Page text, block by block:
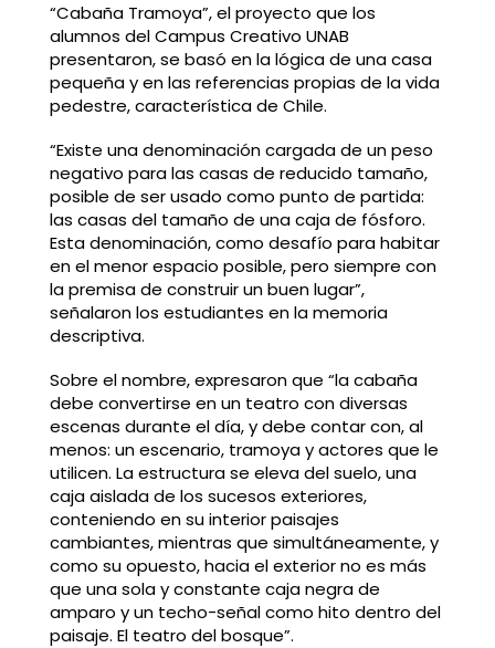
“Cabaña Tramoya”, el proyecto que los
alumnos del Campus Creativo UNAB
presentaron, se basó en la lógica de una casa
pequeña y en las referencias propias de la vida
pedestre, característica de Chile.
“Existe una denominación cargada de un peso
negativo para las casas de reducido tamaño,
posible de ser usado como punto de partida:
las casas del tamaño de una caja de fósforo.
Esta denominación, como desafío para habitar
en el menor espacio posible, pero siempre con
la premisa de construir un buen lugar”,
señalaron los estudiantes en la memoria
descriptiva.
Sobre el nombre, expresaron que “la cabaña
debe convertirse en un teatro con diversas
escenas durante el día, y debe contar con, al
menos: un escenario, tramoya y actores que le
utilicen. La estructura se eleva del suelo, una
caja aislada de los sucesos exteriores,
conteniendo en su interior paisajes
cambiantes, mientras que simultáneamente, y
como su opuesto, hacia el exterior no es más
que una sola y constante caja negra de
amparo y un techo-señal como hito dentro del
paisaje. El teatro del bosque”.